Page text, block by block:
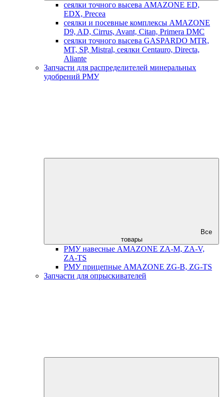
сеялки точного высева AMAZONE ED,
EDX, Precea
сеялки и посевные комплексы AMAZONE
D9, AD, Cirrus, Avant, Citan, Primera DMC
сеялки точного высева GASPARDO MTR,
MT, SP, Mistral, сеялки Centauro, Directa,
Aliante
Запчасти для распределителей минеральных
удобрений РМУ
Все
товары
РМУ навесные AMAZONE ZA-M, ZA-V,
ZA-TS
РМУ прицепные AMAZONE ZG-B, ZG-TS
Запчасти для опрыскивателей